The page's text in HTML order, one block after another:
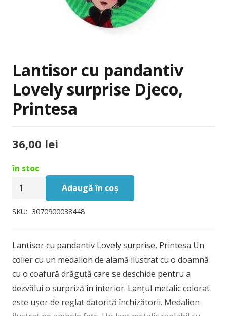
Lantisor cu pandantiv
Lovely surprise Djeco,
Printesa
36,00 lei
în stoc
Cantitate
cu
Lovely
surprise
Printesa
Adaugă în coș
SKU: 3070900038448
Lantisor cu pandantiv Lovely surprise, Printesa Un
colier cu un medalion de alamă ilustrat cu o doamnă
cu o coafură drăguță care se deschide pentru a
dezvălui o surpriză în interior. Lanțul metalic colorat
este ușor de reglat datorită închizătorii. Medalion